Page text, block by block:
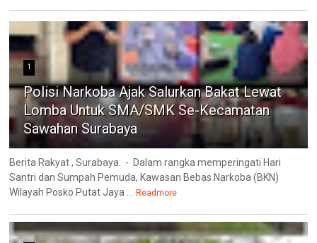
1
Polisi Narkoba Ajak Salurkan Bakat Lewat
Lomba Untuk SMA/SMK Se-Kecamatan
Sawahan Surabaya
Berita Rakyat , Surabaya. - Dalam rangka memperingati Hari
Santri dan Sumpah Pemuda, Kawasan Bebas Narkoba (BKN)
Wilayah Posko Putat Jaya ...
Readmore